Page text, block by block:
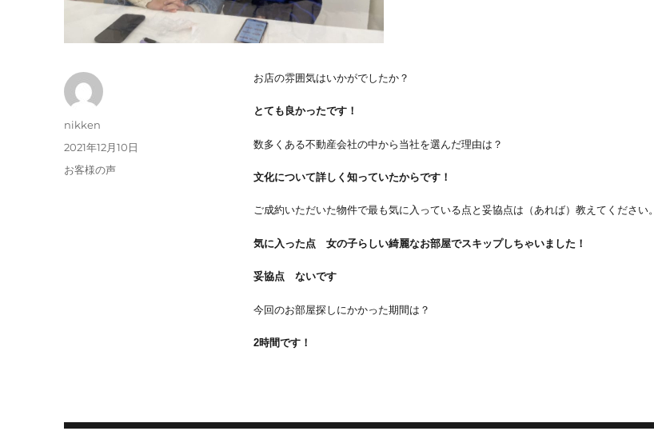
お店の雰囲気はいかがでしたか？
とても良かったです！
数多くある不動産会社の中から当社を選んだ理由は？
文化について詳しく知っていたからです！
ご成約いただいた物件で最も気に入っている点と妥協点は（あれば）教えてください。
気に入った点 女の子らしい綺麗なお部屋でスキップしちゃいました！
妥協点 ないです
今回のお部屋探しにかかった期間は？
2時間です！
投
nikken
投
稿
2021年12月10日
カ
お客様の声